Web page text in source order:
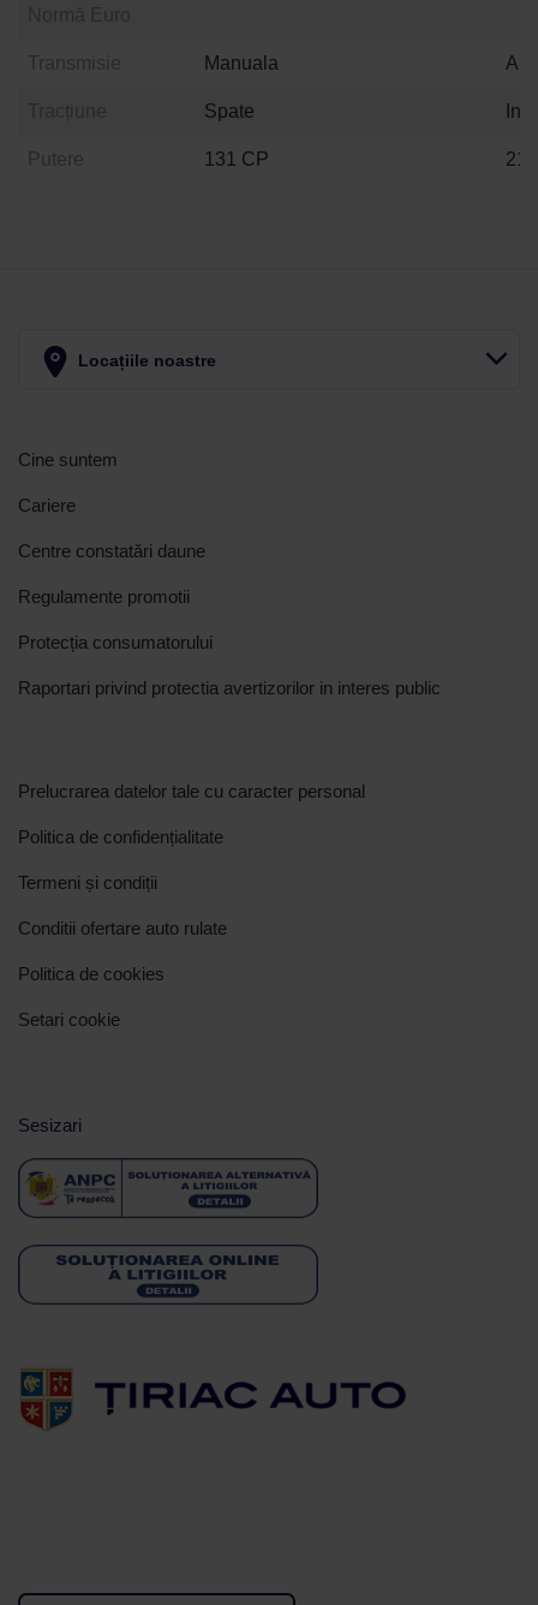
Transmisie
Putere
Manuala
Spate
131 CP
Locațiile noastre
Cine suntem
Cariere
Centre constatări daune
Regulamente promotii
Protecția consumatorului
Raportari privind protectia avertizorilor in interes public
Prelucrarea datelor tale cu caracter personal
Politica de confidențialitate
Termeni și condiții
Conditii ofertare auto rulate
Politica de cookies
Setari cookie
Sesizari